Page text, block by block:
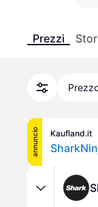
Prezzi
annuncio Kaufland.it